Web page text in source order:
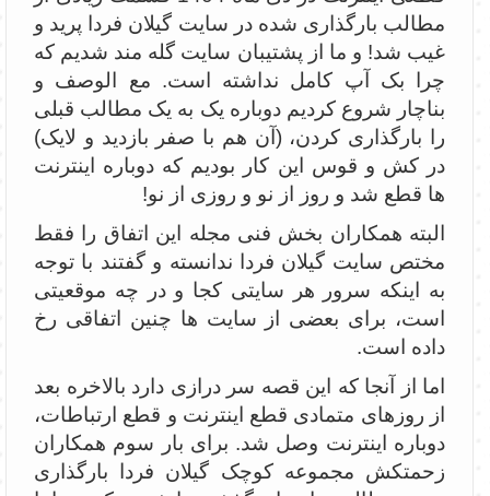
مطالب بارگذاری شده در سایت گیلان فردا پرید و
غیب شد! و ما از پشتیبان سایت گله مند شدیم که
چرا بک آپ کامل نداشته است. مع الوصف و
بناچار شروع کردیم دوباره یک به یک مطالب قبلی
را بارگذاری کردن، (آن هم با صفر بازدید و لایک)
در کش و قوس این کار بودیم که دوباره اینترنت
ها قطع شد و روز از نو و روزی از نو!
البته همکاران بخش فنی مجله این اتفاق را فقط
مختص سایت گیلان فردا ندانسته و گفتند با توجه
به اینکه سرور هر سایتی کجا و در چه موقعیتی
است، برای بعضی از سایت ها چنین اتفاقی رخ
داده است.
اما از آنجا که این قصه سر درازی دارد بالاخره بعد
از روزهای متمادی قطع اینترنت و قطع ارتباطات،
دوباره اینترنت وصل شد. برای بار سوم همکاران
زحمتکش مجموعه کوچک گیلان فردا بارگذاری